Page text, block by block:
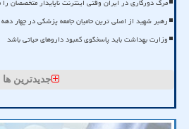
مرگ دورکاری در ایران وقتی اینترنت ناپایدار متخصصان
رهبر شهید از اصلی ترین حامیان جامعه پزشکی در چهار
وزارت بهداشت باید پاسخگوی کمبود داروهای حیاتی باشد
جدیدترین ها